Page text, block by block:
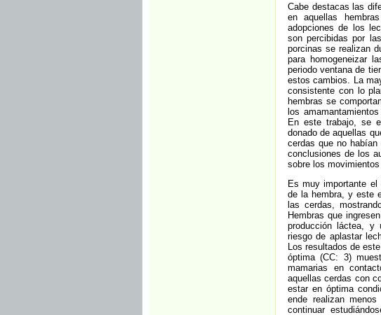
Cabe destacas las
en aquellas
adopciones de los
son percibidas por
porcinas se realizan
para homogeneizar
periodo ventana de
estos cambios. La
consistente con lo
hembras se
los
En este trabajo, se
donado de aquellas
cerdas que no
conclusiones de los
sobre los
Es muy importante
de la hembra, y este
las cerdas,
Hembras que
producción láctea, y
riesgo de aplastar
Los resultados de
óptima (CC: 3)
mamarias en
aquellas cerdas con
estar en óptima
ende realizan
continuar